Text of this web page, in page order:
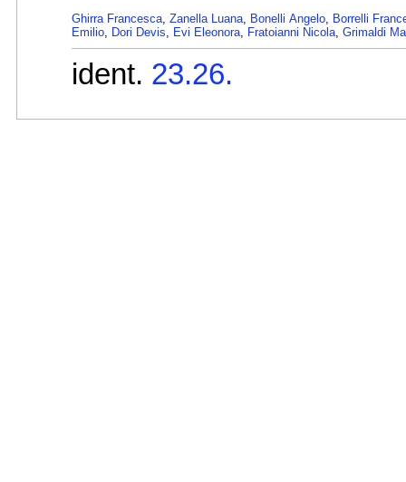
Ghirra Francesca Zanella Luana Bonelli Angelo Borrelli
Emilio Dori Devis Evi Eleonora Fratoianni Nicola Grimaldi
ident. 23.26.